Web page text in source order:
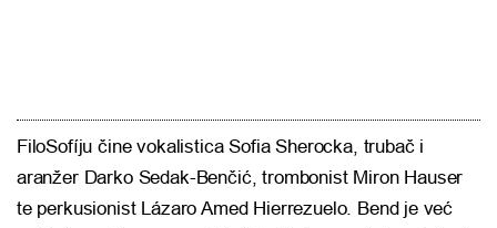
FiloSofíju čine vokalistica Sofia Sherocka, trubač i
aranžer Darko Sedak-Benčić, trombonist Miron Hauser
te perkusionist Lázaro Amed Hierrezuelo. Bend je već